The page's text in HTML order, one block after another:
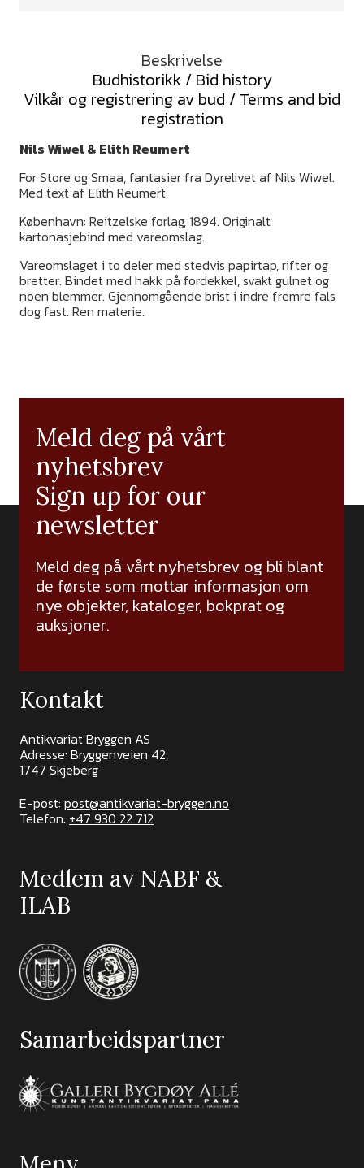
Beskrivelse
Budhistorikk / Bid history
Vilkår og registrering av bud / Terms and bid
registration
Nils Wiwel & Elith Reumert
For Store og Smaa, fantasier fra Dyrelivet af Nils Wiwel.
Med text af Elith Reumert
København: Reitzelske forlag, 1894. Originalt
kartonasjebind med vareomslag.
Vareomslaget i to deler med stedvis papirtap, rifter og
bretter. Bindet med hakk på fordekkel, svakt gulnet og
noen blemmer. Gjennomgående brist i indre fremre fals
dog fast. Ren materie.
Meld deg på vårt
nyhetsbrev
Sign up for our
newsletter
Meld deg på vårt nyhetsbrev og bli blant
de første som mottar informasjon om
nye objekter, kataloger, bokprat og
auksjoner.
Kontakt
Antikvariat Bryggen AS
Adresse: Bryggenveien 42,
1747 Skjeberg
E-post: post@antikvariat-bryggen.no
Telefon: +47 930 22 712
Medlem av NABF &
ILAB
Samarbeidspartner